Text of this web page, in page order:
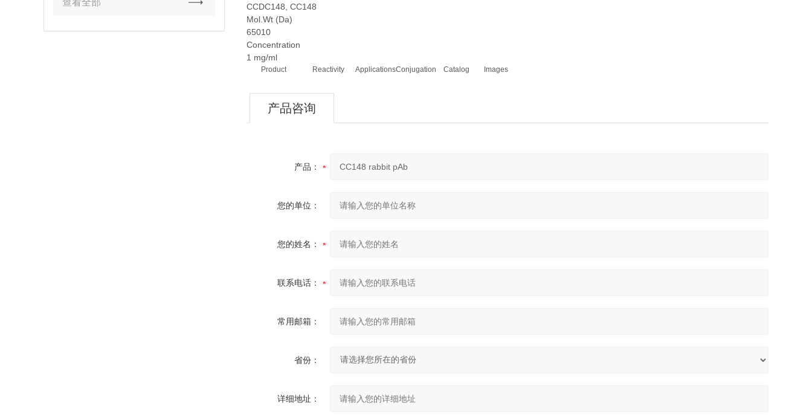
查看全部
CCDC148, CC148
Mol.Wt (Da)
65010
Concentration
1 mg/ml
Product Reactivity ApplicationsConjugation Catalog Images
产品咨询
产品：
您的单位：
您的姓名：
联系电话：
常用邮箱：
省份：
详细地址：